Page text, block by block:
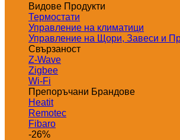
Видове Продукти
Термостати
Управление на климатици
Управление на Щори, Завеси и
Свързаност
Z-Wave
Zigbee
Wi-Fi
Препоръчани Брандове
Heatit
Remotec
Fibaro
-26%